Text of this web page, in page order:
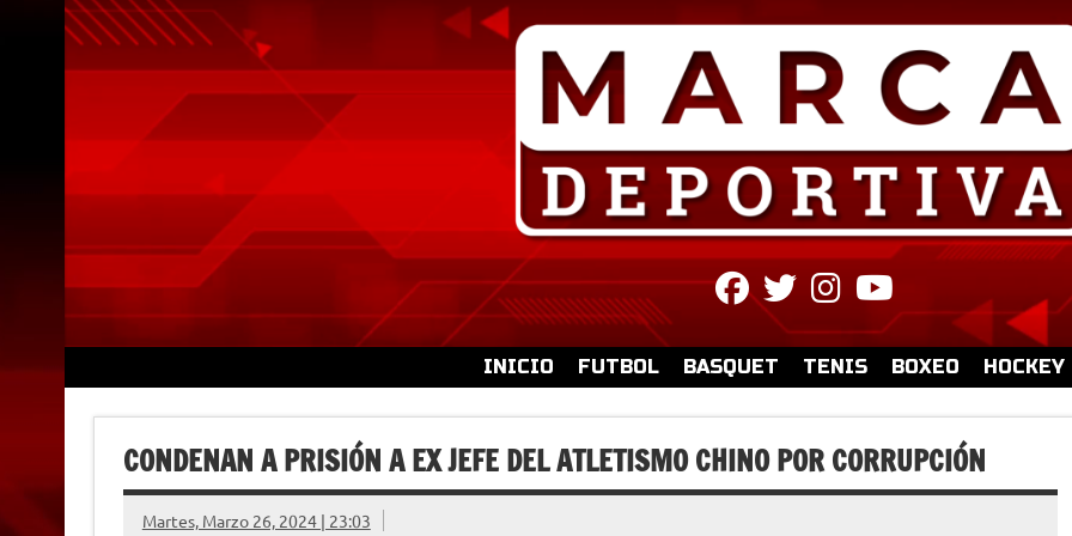
fab
fa-
facebook
fab
fa-
twitter
fab
fa-
instagram
fa-
youtube
INICIO FUTBOL BASQUET TENIS BOXEO HOCKEY
CONDENAN A PRISIÓN A EX JEFE DEL ATLETISMO CHINO POR CORRUPCIÓN
Martes, Marzo 26, 2024 | 23:03